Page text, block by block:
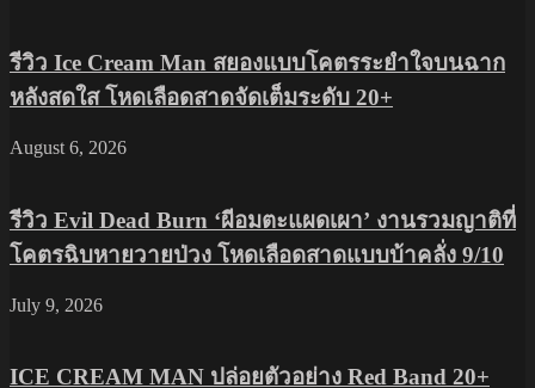
รีวิว Ice Cream Man สยองแบบโคตรระยำใจบนฉาก
หลังสดใส โหดเลือดสาดจัดเต็มระดับ 20+
August 6, 2026
รีวิว Evil Dead Burn ‘ผีอมตะแผดเผา’ งานรวมญาติที่
โคตรฉิบหายวายป่วง โหดเลือดสาดแบบบ้าคลั่ง 9/10
July 9, 2026
ICE CREAM MAN ปล่อยตัวอย่าง Red Band 20+